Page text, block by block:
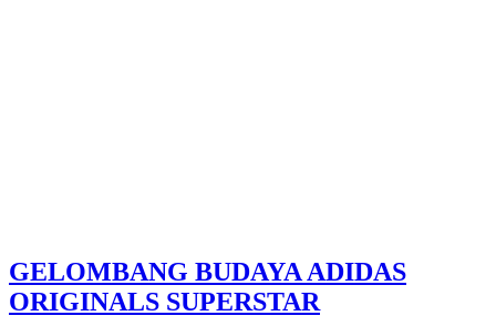
GELOMBANG BUDAYA ADIDAS
ORIGINALS SUPERSTAR